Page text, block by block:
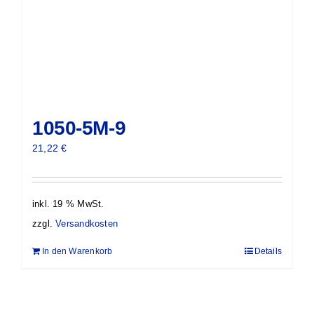
1050-5M-9
21,22€
inkl. 19 % MwSt.
zzgl.Versandkosten
In den Warenkorb Details